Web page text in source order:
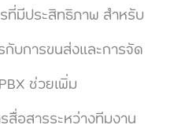
ที่มีประสิทธิภาพ สำหรับ
บการขนส่งและการจัด
ช่วยเพิ่ม
สื่อสารระหว่างทีมงาน